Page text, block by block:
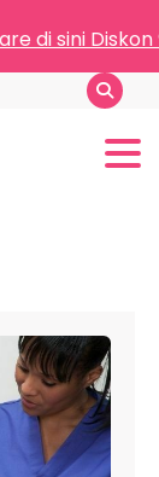
di sini Diskon